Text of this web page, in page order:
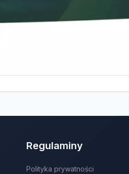
Regulaminy
Polityka prywatności